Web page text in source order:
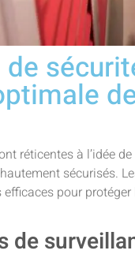
réticentes à l’idée de
sécurisés.
pour
de